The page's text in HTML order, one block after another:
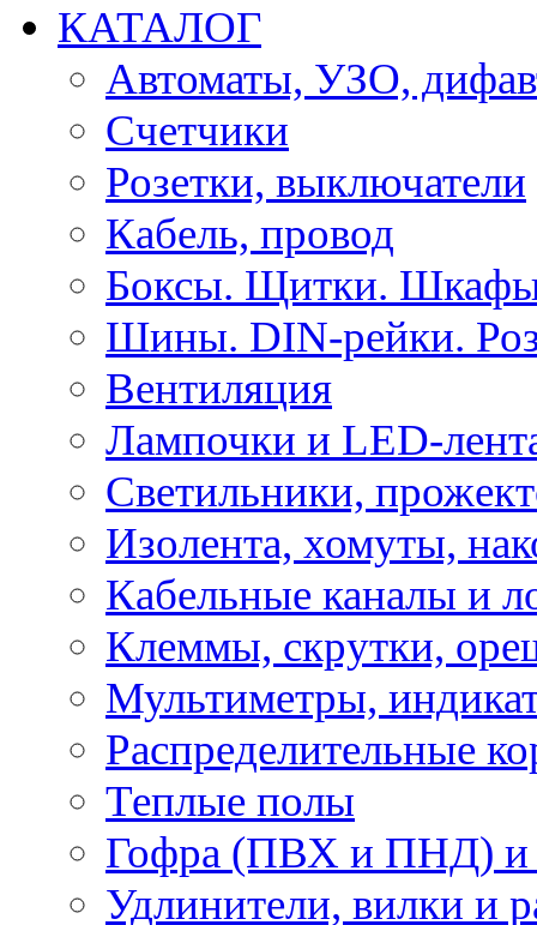
КАТАЛОГ
Автоматы, УЗО,
Счетчики
Розетки, выключатели
Кабель, провод
Боксы. Щитки.
Шины. DIN-рейки.
Вентиляция
Лампочки и LED-
Светильники,
Изолента, хомуты,
Кабельные каналы и
Клеммы, скрутки,
Мультиметры,
Распределительные
Теплые полы
Гофра (ПВХ и ПНД) и
Удлинители, вилки и